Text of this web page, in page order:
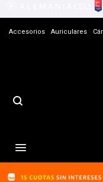
Accesorios Auriculares
